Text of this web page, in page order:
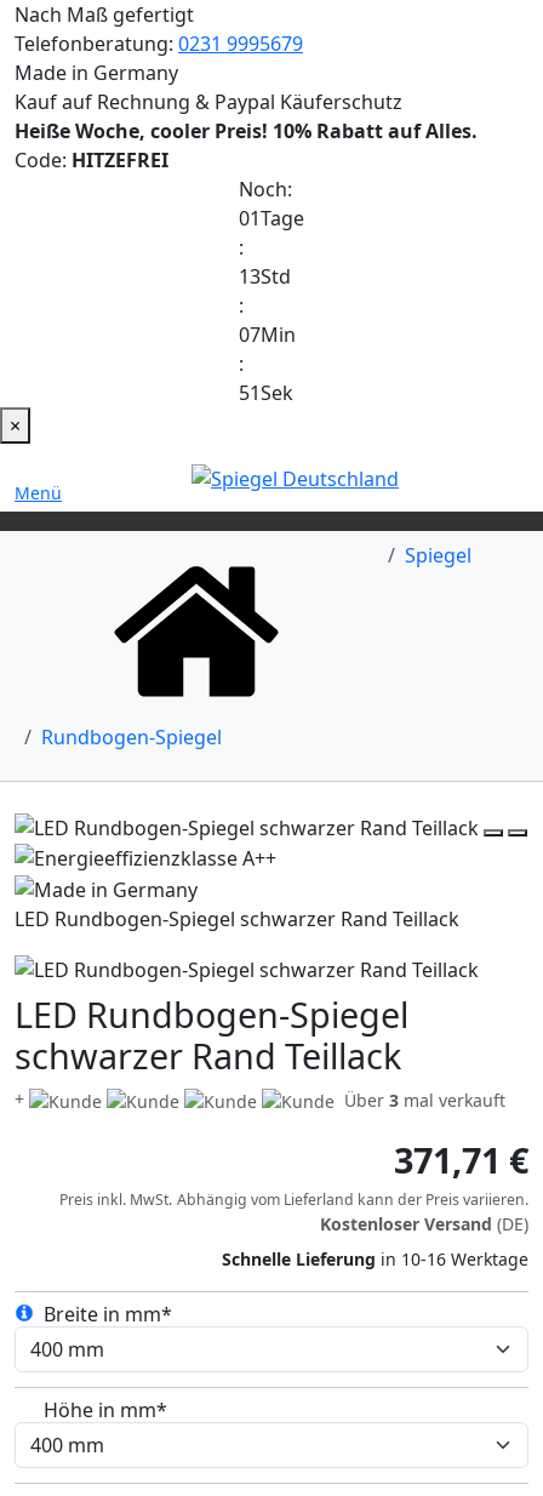
Nach Maß gefertigt
Telefonberatung: 0231 9995679
Made in Germany
Kauf auf Rechnung & Paypal Käuferschutz
Heiße Woche, cooler Preis! 10% Rabatt auf Alles.
Code: HITZEFREI
Noch:
01Tage
:
13Std
:
07Min
:
51Sek
×
Menü
Spiegel
Rundbogen-Spiegel
LED Rundbogen-Spiegel schwarzer Rand Teillack
LED Rundbogen-Spiegel
schwarzer Rand Teillack
+ Über 3 mal verkauft
371,71 €
Preis inkl. MwSt. Abhängig vom Lieferland kann der Preis variieren.
Kostenloser Versand (DE)
Schnelle Lieferung in 10-16 Werktage
Breite in mm*
Höhe in mm*